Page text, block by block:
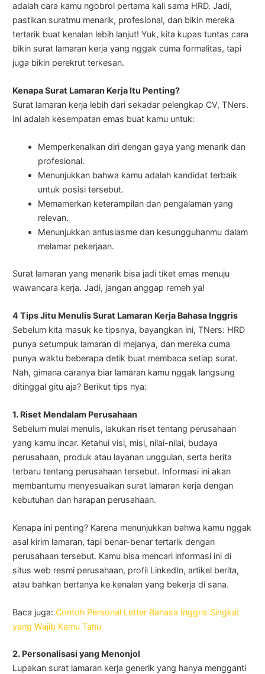
adalah cara kamu ngobrol pertama kali sama HRD. Jadi,
pastikan suratmu menarik, profesional, dan bikin mereka
tertarik buat kenalan lebih lanjut! Yuk, kita kupas tuntas cara
bikin surat lamaran kerja yang nggak cuma formalitas, tapi
juga bikin perekrut terkesan.
Kenapa Surat Lamaran Kerja Itu Penting?
Surat lamaran kerja lebih dari sekadar pelengkap CV, TNers.
Ini adalah kesempatan emas buat kamu untuk:
Memperkenalkan diri dengan gaya yang menarik dan
profesional.
Menunjukkan bahwa kamu adalah kandidat terbaik
untuk posisi tersebut.
Memamerkan keterampilan dan pengalaman yang
relevan.
Menunjukkan antusiasme dan kesungguhanmu dalam
melamar pekerjaan.
Surat lamaran yang menarik bisa jadi tiket emas menuju
wawancara kerja. Jadi, jangan anggap remeh ya!
4 Tips Jitu Menulis Surat Lamaran Kerja Bahasa Inggris
Sebelum kita masuk ke tipsnya, bayangkan ini, TNers: HRD
punya setumpuk lamaran di mejanya, dan mereka cuma
punya waktu beberapa detik buat membaca setiap surat.
Nah, gimana caranya biar lamaran kamu nggak langsung
ditinggal gitu aja? Berikut tips nya:
1. Riset Mendalam Perusahaan
Sebelum mulai menulis, lakukan riset tentang perusahaan
yang kamu incar. Ketahui visi, misi, nilai-nilai, budaya
perusahaan, produk atau layanan unggulan, serta berita
terbaru tentang perusahaan tersebut. Informasi ini akan
membantumu menyesuaikan surat lamaran kerja dengan
kebutuhan dan harapan perusahaan.
Kenapa ini penting? Karena menunjukkan bahwa kamu nggak
asal kirim lamaran, tapi benar-benar tertarik dengan
perusahaan tersebut. Kamu bisa mencari informasi ini di
situs web resmi perusahaan, profil LinkedIn, artikel berita,
atau bahkan bertanya ke kenalan yang bekerja di sana.
Baca juga:Contoh Personal Letter Bahasa Inggris Singkat
yang Wajib Kamu Tahu
2. Personalisasi yang Menonjol
Lupakan surat lamaran kerja generik yang hanya mengganti